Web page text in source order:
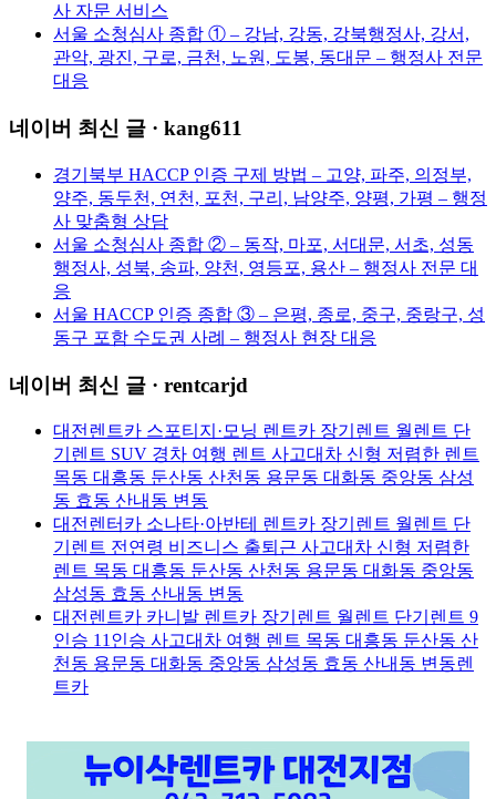
사 자문 서비스
서울 소청심사 종합 ① – 강남, 강동, 강북행정사, 강서,
관악, 광진, 구로, 금천, 노원, 도봉, 동대문 – 행정사 전문
대응
네이버 최신 글 · kang611
경기북부 HACCP 인증 구제 방법 – 고양, 파주, 의정부,
양주, 동두천, 연천, 포천, 구리, 남양주, 양평, 가평 – 행정
사 맞춤형 상담
서울 소청심사 종합 ② – 동작, 마포, 서대문, 서초, 성동
행정사, 성북, 송파, 양천, 영등포, 용산 – 행정사 전문 대
응
서울 HACCP 인증 종합 ③ – 은평, 종로, 중구, 중랑구, 성
동구 포함 수도권 사례 – 행정사 현장 대응
네이버 최신 글 · rentcarjd
대전렌트카 스포티지·모닝 렌트카 장기렌트 월렌트 단
기렌트 SUV 경차 여행 렌트 사고대차 신형 저렴한 렌트
목동 대흥동 둔산동 산천동 용문동 대화동 중앙동 삼성
동 효동 산내동 변동
대전렌터카 소나타·아반테 렌트카 장기렌트 월렌트 단
기렌트 전연령 비즈니스 출퇴근 사고대차 신형 저렴한
렌트 목동 대흥동 둔산동 산천동 용문동 대화동 중앙동
삼성동 효동 산내동 변동
대전렌트카 카니발 렌트카 장기렌트 월렌트 단기렌트 9
인승 11인승 사고대차 여행 렌트 목동 대흥동 둔산동 산
천동 용문동 대화동 중앙동 삼성동 효동 산내동 변동렌
트카